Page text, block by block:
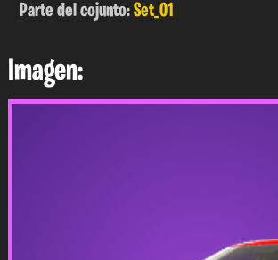
Parte del cojunto:Set_01
Imagen: